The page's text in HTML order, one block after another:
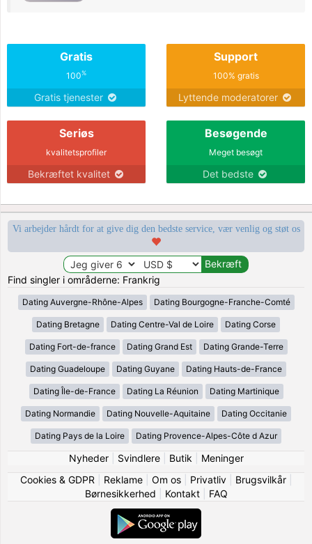
Gratis
100%
Gratis tjenester
Support
100% gratis
Lyttende moderatorer
Seriøs
kvalitetsprofiler
Bekræftet kvalitet
Besøgende
Meget besøgt
Det bedste
Vi arbejder hårdt for at give dig den bedste service, vær venlig og støt os
Find singler i områderne: Frankrig
Dating Auvergne-Rhône-Alpes Dating Bourgogne-Franche-Comté
Dating Bretagne Dating Centre-Val de Loire Dating Corse
Dating Fort-de-france Dating Grand Est Dating Grande-Terre
Dating Guadeloupe Dating Guyane Dating Hauts-de-France
Dating Île-de-France Dating La Réunion Dating Martinique
Dating Normandie Dating Nouvelle-Aquitaine Dating Occitanie
Dating Pays de la Loire Dating Provence-Alpes-Côte d Azur
Nyheder| Svindlere| Butik
Meninger
Cookies & GDPR
Reklame| Om os| Privatliv| Brugsvilkår|
Børnesikkerhed
Kontakt| FAQ